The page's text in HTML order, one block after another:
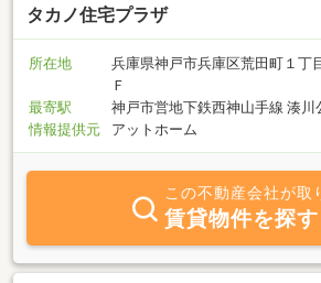
タカノ住宅プラザ
所在地
兵庫県神戸市兵庫区荒田町１丁
Ｆ
最寄駅
神戸市営地下鉄西神山手線 湊川
情報提供元
アットホーム
この不動産会社が取
賃貸物件を探す